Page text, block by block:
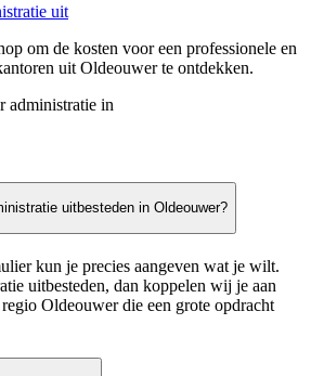
uit
om de kosten voor een professionele en
uit Oldeouwer te ontdekken.
administratie in
uitbesteden in Oldeouwer?
kun je precies aangeven wat je wilt.
uitbesteden, dan koppelen wij je aan
Oldeouwer die een grote opdracht